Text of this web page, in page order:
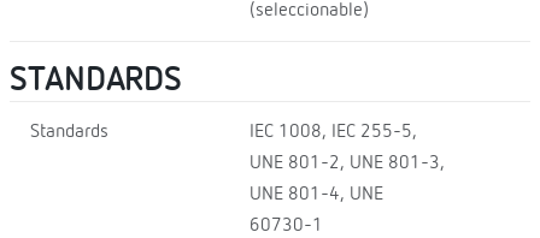
(seleccionable)
STANDARDS
Standards
IEC 1008, IEC 255-5,
UNE 801-2, UNE 801-3,
UNE 801-4, UNE
60730-1